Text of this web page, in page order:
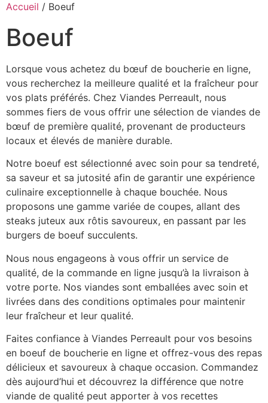
Accueil / Boeuf
Boeuf
Lorsque vous achetez du bœuf de boucherie en ligne,
vous recherchez la meilleure qualité et la fraîcheur pour
vos plats préférés. Chez Viandes Perreault, nous
sommes fiers de vous offrir une sélection de viandes de
bœuf de première qualité, provenant de producteurs
locaux et élevés de manière durable.
Notre boeuf est sélectionné avec soin pour sa tendreté,
sa saveur et sa jutosité afin de garantir une expérience
culinaire exceptionnelle à chaque bouchée. Nous
proposons une gamme variée de coupes, allant des
steaks juteux aux rôtis savoureux, en passant par les
burgers de boeuf succulents.
Nous nous engageons à vous offrir un service de
qualité, de la commande en ligne jusqu’à la livraison à
votre porte. Nos viandes sont emballées avec soin et
livrées dans des conditions optimales pour maintenir
leur fraîcheur et leur qualité.
Faites confiance à Viandes Perreault pour vos besoins
en boeuf de boucherie en ligne et offrez-vous des repas
délicieux et savoureux à chaque occasion. Commandez
dès aujourd’hui et découvrez la différence que notre
viande de qualité peut apporter à vos recettes